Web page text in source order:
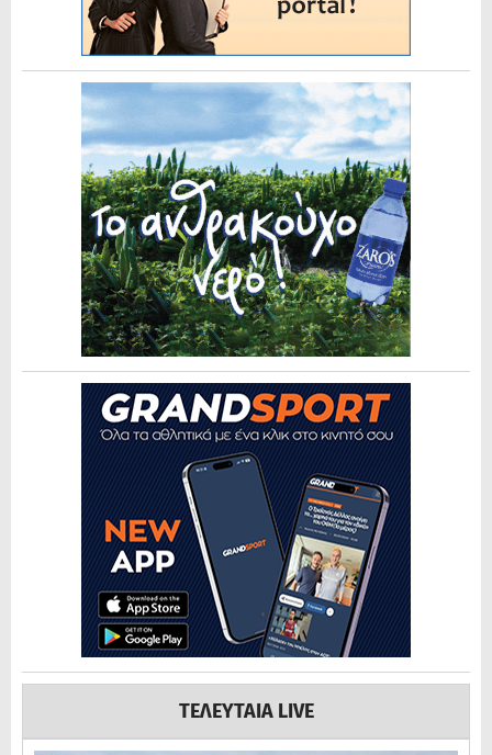
ΤΕΛΕΥΤΑΙΑ LIVE